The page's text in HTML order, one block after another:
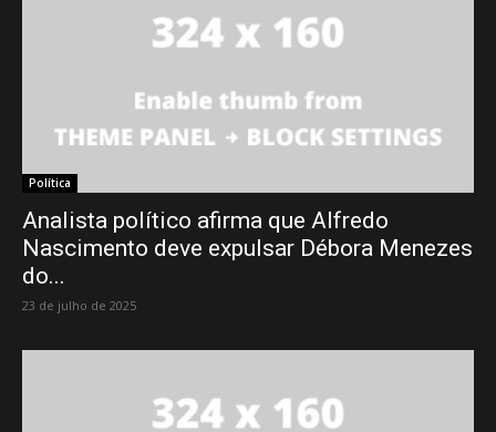
Política
Analista político afirma que Alfredo
Nascimento deve expulsar Débora Menezes
do...
23 de julho de 2025